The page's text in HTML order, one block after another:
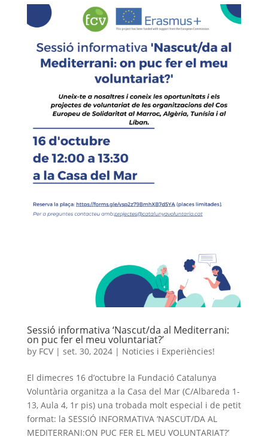
Sessió informativa ‘Nascut/da al Mediterrani:
on puc fer el meu voluntariat?’
by FCV| set. 30, 2024| Noticies i Experiències!
El dimecres 16 d’octubre la Fundació Catalunya
Voluntària organitza a la Casa del Mar (C/Albareda 1-
13, Aula 4, 1r pis) una trobada molt especial i de petit
format: la SESSIÓ INFORMATIVA ‘NASCUT/DA AL
MEDITERRANI:ON PUC FER EL MEU VOLUNTARIAT?’